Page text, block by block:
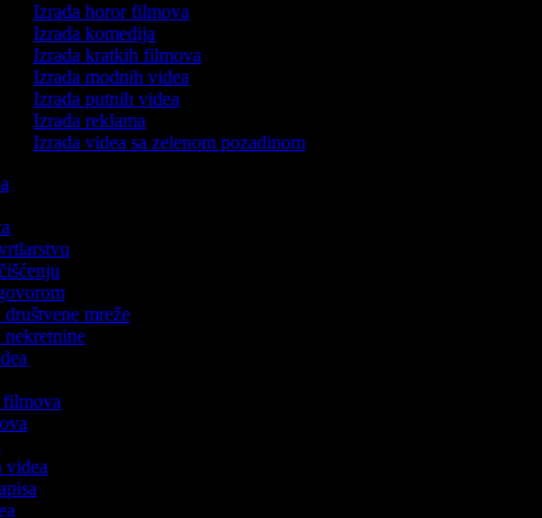
Izrada horor filmova
Izrada komedija
Izrada kratkih filmova
Izrada modnih videa
Izrada putnih videa
Izrada reklama
Izrada videa sa zelenom pozadinom
društvene mreže
nekretnine
filmova
videa